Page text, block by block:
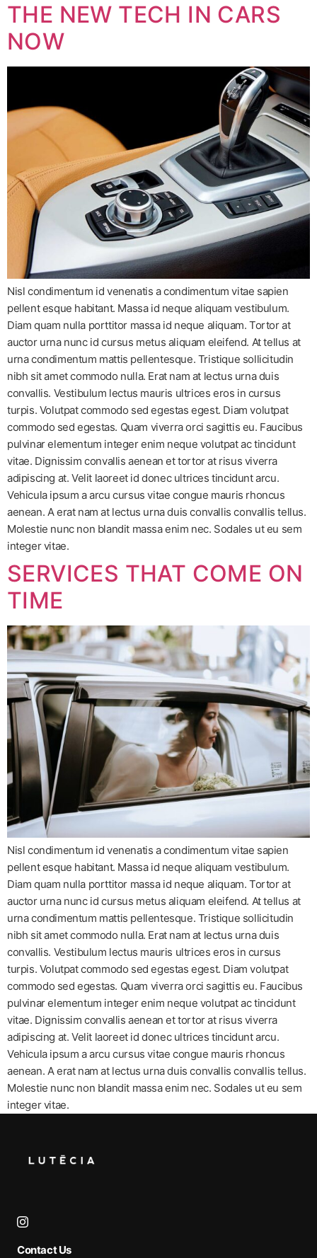
THE NEW TECH IN CARS
NOW
Nisl condimentum id venenatis a condimentum vitae sapien
pellent esque habitant. Massa id neque aliquam vestibulum.
Diam quam nulla porttitor massa id neque aliquam. Tortor at
auctor urna nunc id cursus metus aliquam eleifend. At tellus at
urna condimentum mattis pellentesque. Tristique sollicitudin
nibh sit amet commodo nulla. Erat nam at lectus urna duis
convallis. Vestibulum lectus mauris ultrices eros in cursus
turpis. Volutpat commodo sed egestas egest. Diam volutpat
commodo sed egestas. Quam viverra orci sagittis eu. Faucibus
pulvinar elementum integer enim neque volutpat ac tincidunt
vitae. Dignissim convallis aenean et tortor at risus viverra
adipiscing at. Velit laoreet id donec ultrices tincidunt arcu.
Vehicula ipsum a arcu cursus vitae congue mauris rhoncus
aenean. A erat nam at lectus urna duis convallis convallis tellus.
Molestie nunc non blandit massa enim nec. Sodales ut eu sem
integer vitae.
SERVICES THAT COME ON
TIME
Nisl condimentum id venenatis a condimentum vitae sapien
pellent esque habitant. Massa id neque aliquam vestibulum.
Diam quam nulla porttitor massa id neque aliquam. Tortor at
auctor urna nunc id cursus metus aliquam eleifend. At tellus at
urna condimentum mattis pellentesque. Tristique sollicitudin
nibh sit amet commodo nulla. Erat nam at lectus urna duis
convallis. Vestibulum lectus mauris ultrices eros in cursus
turpis. Volutpat commodo sed egestas egest. Diam volutpat
commodo sed egestas. Quam viverra orci sagittis eu. Faucibus
pulvinar elementum integer enim neque volutpat ac tincidunt
vitae. Dignissim convallis aenean et tortor at risus viverra
adipiscing at. Velit laoreet id donec ultrices tincidunt arcu.
Vehicula ipsum a arcu cursus vitae congue mauris rhoncus
aenean. A erat nam at lectus urna duis convallis convallis tellus.
Molestie nunc non blandit massa enim nec. Sodales ut eu sem
integer vitae.
Contact Us